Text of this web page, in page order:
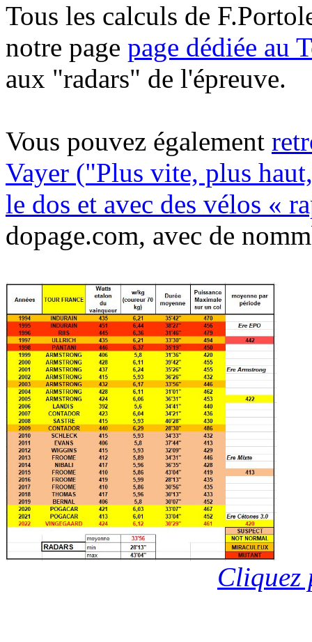
Tous les calculs de
notre page page dédiée au
aux "radars" de l'épreuve.
Vous pouvez également
Vayer ("Plus vite, plus
le dos et avec des vélos «
dopage.com, avec de